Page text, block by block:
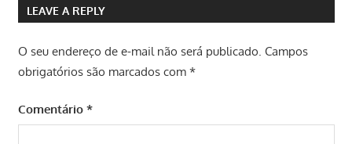
LEAVE A REPLY
O seu endereço de e-mail não será publicado. Campos
obrigatórios são marcados com *
Comentário *